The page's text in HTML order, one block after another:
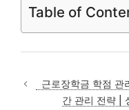
Table of
근로장학금 학점 관
간 관리 전략 |